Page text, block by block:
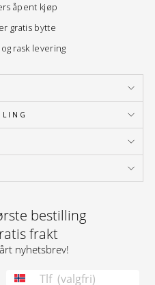
åpent kjøp
gratis bytte
rask levering
bestilling
frakt
nyhetsbrev!
TELEFONNUMMER